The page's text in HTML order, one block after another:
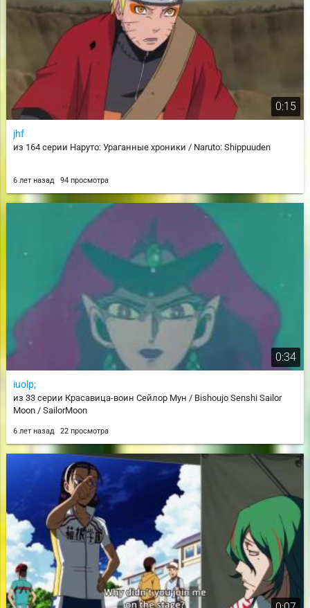
0:15
jhf
из 164 серии Наруто: Ураганные хроники / Naruto: Shippuuden
6 лет назад 94 просмотра
0:34
iuolp;
из 33 серии Красавица-воин Сейлор Мун / Bishoujo Senshi Sailor
Moon / SailorMoon
6 лет назад 22 просмотра